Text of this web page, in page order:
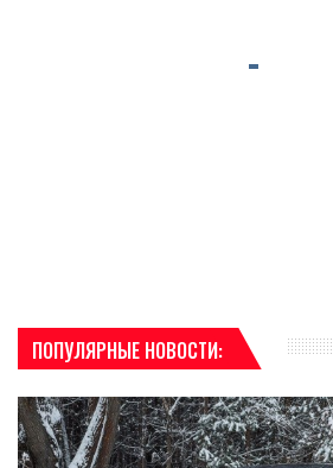
ПОПУЛЯРНЫЕ НОВОСТИ: